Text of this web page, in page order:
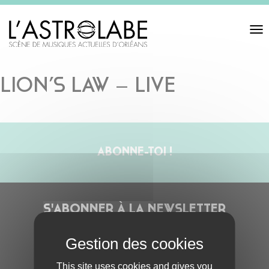
Toggle
LION’S LAW – LIVE
ABONNE-TOI !
S'ABONNER À LA NEWSLETTER
This site uses cookies and gives you